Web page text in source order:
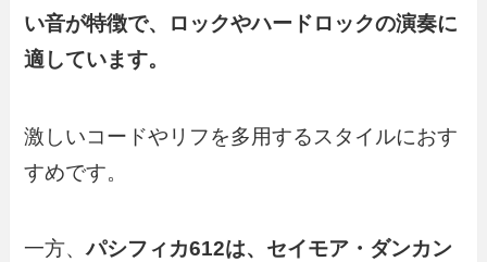
い音が特徴で、ロックやハードロックの演奏に
適しています。
激しいコードやリフを多用するスタイルにおす
すめです。
一方、パシフィカ612は、セイモア・ダンカン